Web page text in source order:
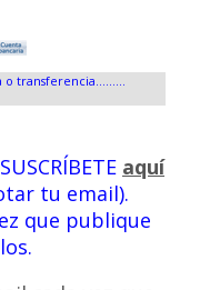
transferencia.........
aquí
tu email).
que publique